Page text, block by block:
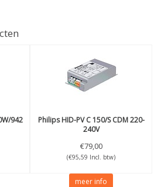
942 PhilipsHID-PV C 150/S CDM 220-
240V
€79,00
(€95,59 Incl. btw)
meer info